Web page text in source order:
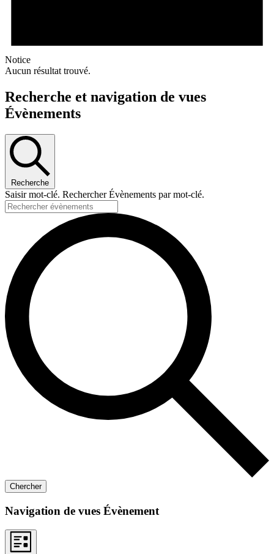
Notice
Aucun résultat trouvé.
Recherche et navigation de vues
Évènements
Recherche
Saisir mot-clé. Rechercher Évènements par mot-clé.
Chercher
Navigation de vues Évènement